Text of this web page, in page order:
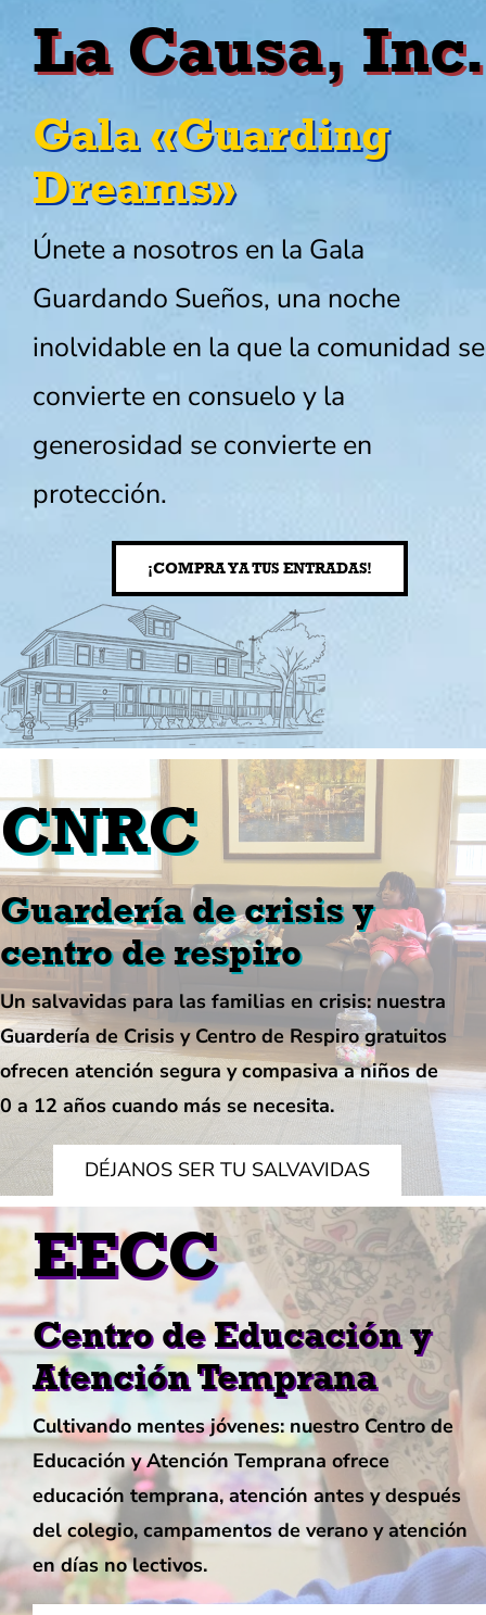
La Causa, Inc.
Gala «Guarding
Dreams»
Únete a nosotros en la Gala
Guardando Sueños, una noche
inolvidable en la que la comunidad se
convierte en consuelo y la
generosidad se convierte en
protección.
¡COMPRA YA TUS ENTRADAS!
CNRC
Guardería de crisis y
centro de respiro
Un salvavidas para las familias en crisis: nuestra
Guardería de Crisis y Centro de Respiro gratuitos
ofrecen atención segura y compasiva a niños de
0 a 12 años cuando más se necesita.
DÉJANOS SER TU SALVAVIDAS
EECC
Centro de Educación y
Atención Temprana
Cultivando mentes jóvenes: nuestro Centro de
Educación y Atención Temprana ofrece
educación temprana, atención antes y después
del colegio, campamentos de verano y atención
en días no lectivos.